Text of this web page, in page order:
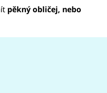
pěkný obličej, nebo